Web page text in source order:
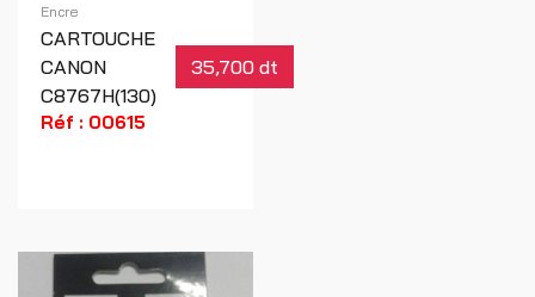
Encre
CARTOUCHE
CANON
C8767H(130)
35,700 dt
Réf : 00615